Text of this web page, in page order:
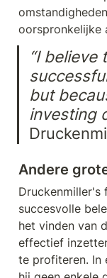
oorspronkelijke
“I
but
investing
Andere
succesvolle
het vinden van
effectief
te profiteren. In